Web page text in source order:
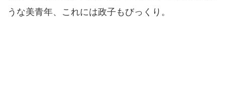
うな美青年、これには政子もびっくり。